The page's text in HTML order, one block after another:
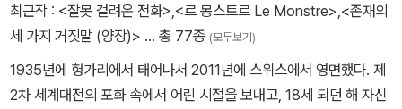
최근작 : <잘못 걸려온 전화> <르 몽스트르 Le Monstre> <존재의
세 가지 거짓말 (양장)> … 총 77종 (모두보기)
1935년에 헝가리에서 태어나서 2011년에 스위스에서 영면했다. 제
2차 세계대전의 포화 속에서 어린 시절을 보내고, 18세 되던 해 자신